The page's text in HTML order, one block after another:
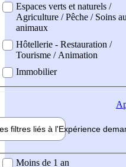
Espaces verts et naturels /
Agriculture / Pêche / Soins
animaux
Hôtellerie - Restauration /
Tourisme / Animation
Immobilier
filtres liés à l'Expérience
demandée
Moins de 1 an